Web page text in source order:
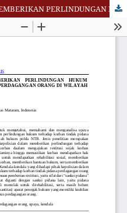
UPAYA KEPOLISIAN DALAM MEMBERIKAN PERLINDUNGAN HUKUM TERHADAP KORBAN TINDAK PIDANA PERDAGANGAN ORANG DI WILAYAH HUKUM POLDA NTB